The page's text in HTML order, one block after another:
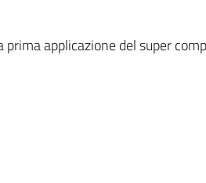
applicazione del super